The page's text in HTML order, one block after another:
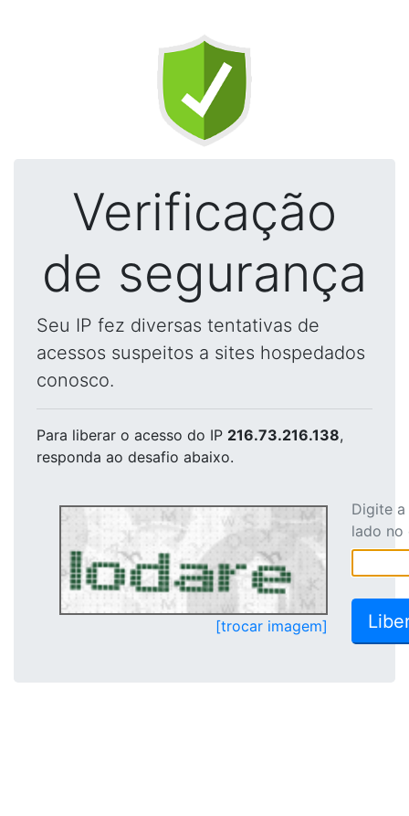
Verificação
de segurança
Seu IP fez diversas tentativas de
acessos suspeitos a sites hospedados
conosco.
Para liberar o acesso do IP 216.73.216.138,
responda ao desafio abaixo.
[trocar imagem]
Digite
lado no